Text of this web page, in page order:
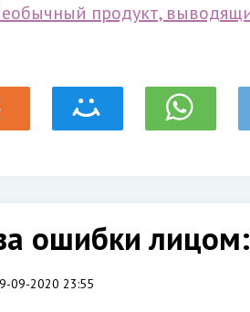
продукт,
ошибки
09-2020 23:55